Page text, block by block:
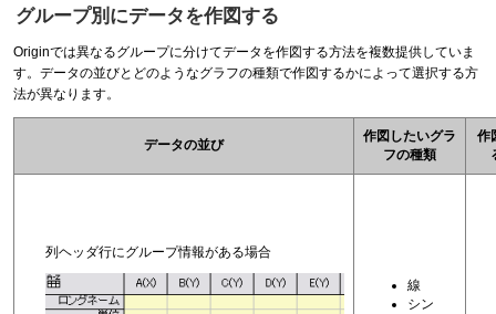
グループ別にデータを作図する
Originでは異なるグループに分けてデータを作図する方法を複数提供していま
す。データの並びとどのようなグラフの種類で作図するかによって選択する方
法が異なります。
データの並び
作図したいグラ
フの種類
作
列ヘッダ行にグループ情報がある場合
線
シン